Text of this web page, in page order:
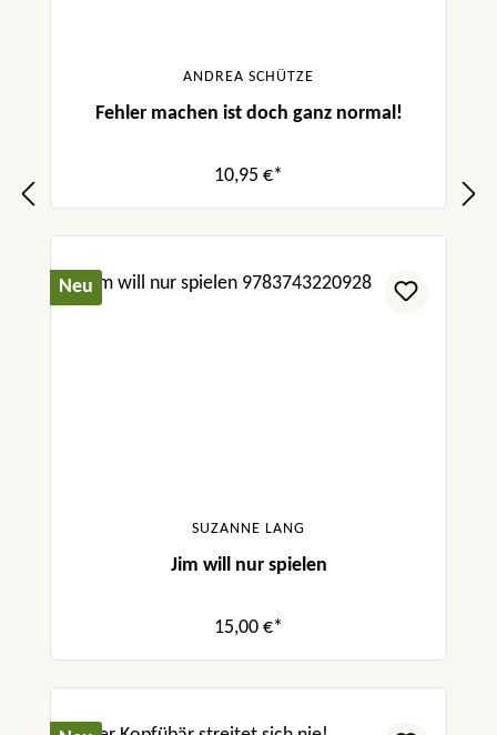
ANDREA SCHÜTZE
Fehler machen ist doch ganz normal!
10,95 €*
Neu
SUZANNE LANG
Jim will nur spielen
15,00 €*